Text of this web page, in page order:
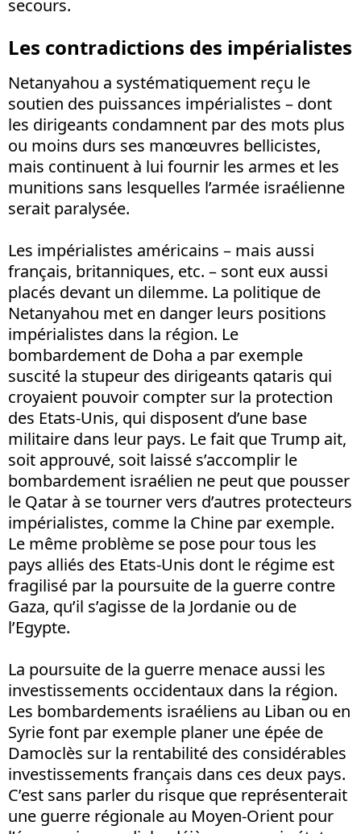
secours.
Les contradictions des impérialistes
Netanyahou a systématiquement reçu le
soutien des puissances impérialistes – dont
les dirigeants condamnent par des mots plus
ou moins durs ses manœuvres bellicistes,
mais continuent à lui fournir les armes et les
munitions sans lesquelles l’armée israélienne
serait paralysée.
Les impérialistes américains – mais aussi
français, britanniques, etc. – sont eux aussi
placés devant un dilemme. La politique de
Netanyahou met en danger leurs positions
impérialistes dans la région. Le
bombardement de Doha a par exemple
suscité la stupeur des dirigeants qataris qui
croyaient pouvoir compter sur la protection
des Etats-Unis, qui disposent d’une base
militaire dans leur pays. Le fait que Trump ait,
soit approuvé, soit laissé s’accomplir le
bombardement israélien ne peut que pousser
le Qatar à se tourner vers d’autres protecteurs
impérialistes, comme la Chine par exemple.
Le même problème se pose pour tous les
pays alliés des Etats-Unis dont le régime est
fragilisé par la poursuite de la guerre contre
Gaza, qu’il s’agisse de la Jordanie ou de
l’Egypte.
La poursuite de la guerre menace aussi les
investissements occidentaux dans la région.
Les bombardements israéliens au Liban ou en
Syrie font par exemple planer une épée de
Damoclès sur la rentabilité des considérables
investissements français dans ces deux pays.
C’est sans parler du risque que représenterait
une guerre régionale au Moyen-Orient pour